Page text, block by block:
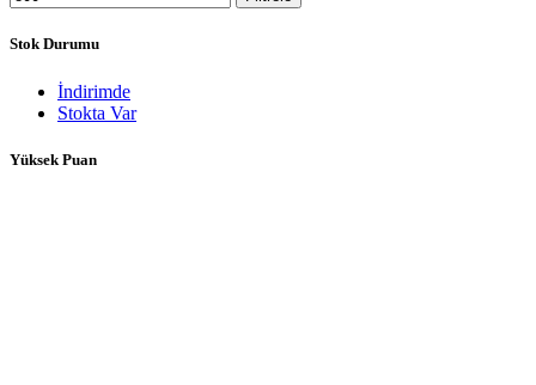
Stok Durumu
İndirimde
Stokta Var
Yüksek Puan